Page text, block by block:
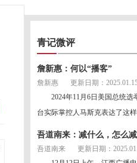
青记微评
詹新惠：何以“播客”
詹新惠
更新日期：
2024年11月6日美国总统选
台实际掌控人马斯克表达了这
吾道南来：减什么，怎么
吾道南来
更新日期：